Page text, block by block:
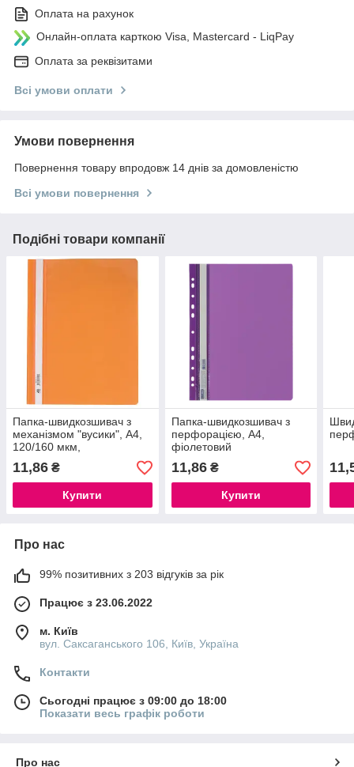
Оплата на рахунок
Онлайн-оплата карткою Visa, Mastercard - LiqPay
Оплата за реквізитами
Всі умови оплати
Умови повернення
Повернення товару впродовж 14 днів за домовленістю
Всі умови повернення
Подібні товари компанії
Папка-швидкозшивач з
механізмом "вусики", А4,
120/160 мкм,
помаранчева
11,86 ₴
Купити
Папка-швидкозшивач з
перфорацією, А4,
фіолетовий
11,86₴
Купити
Про нас
99% позитивних з 203 відгуків за рік
Працює з 23.06.2022
м. Київ
вул. Саксаганського 106, Київ, Україна
Контакти
Сьогодні працює з 09:00 до 18:00
Показати весь графік роботи
Про нас